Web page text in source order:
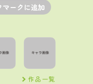
マークに追加
作品一覧